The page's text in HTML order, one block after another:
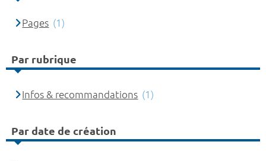
Pages (1)
Par rubrique
Infos & recommandations (1)
Par date de création